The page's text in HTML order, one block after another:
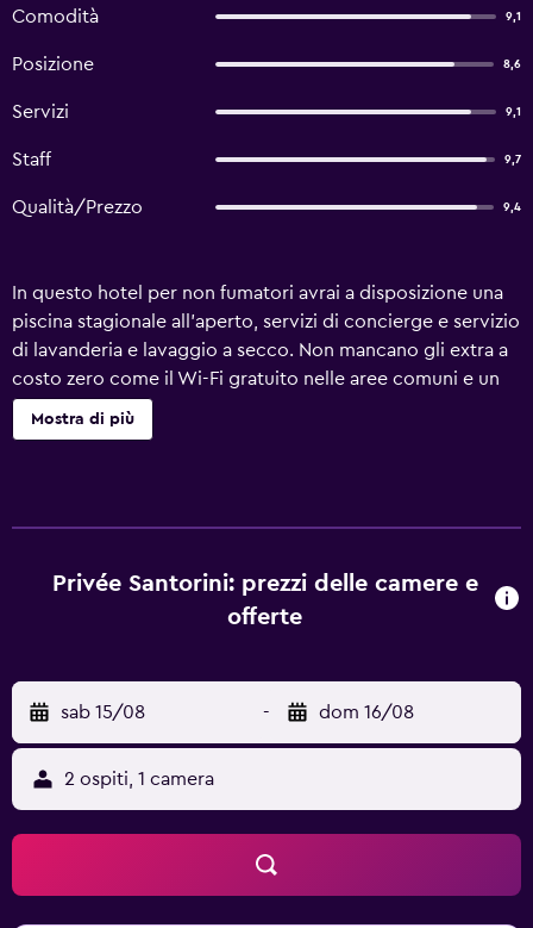
Comodità 9,1
Posizione 8,6
Servizi 9,1
Staff 9,7
Qualità/Prezzo 9,4
In questo hotel per non fumatori avrai a disposizione una
piscina stagionale all'aperto, servizi di concierge e servizio
di lavanderia e lavaggio a secco. Non mancano gli extra a
costo zero come il Wi-Fi gratuito nelle aree comuni e un
parcheggio gratuito. Altri servizi includono supporto per
la prenotazione di escursioni e biglietti, un giardino e una
preparati con biancheria da letto di alta qualità. La TV LED
da 42 pollici con canali via satellite. I bagni sono dotati di
connessione wireless gratuita (più di 50 Mbps di velocità).
Le pulizie vengono eseguite tutti i giorni; inoltre, è
possibile richiedere ferro/asse da stiro. I servizi ricreativi
di un hotel includono una piscina stagionale all'aperto. Le
attività ricreative elencate di seguito sono disponibili in
loco o nelle vicinanze. È possibile che siano a pagamento.
Mostra di più
Privée Santorini: prezzi delle camere e
offerte
sab 15/08 - dom 16/08
2 ospiti, 1 camera